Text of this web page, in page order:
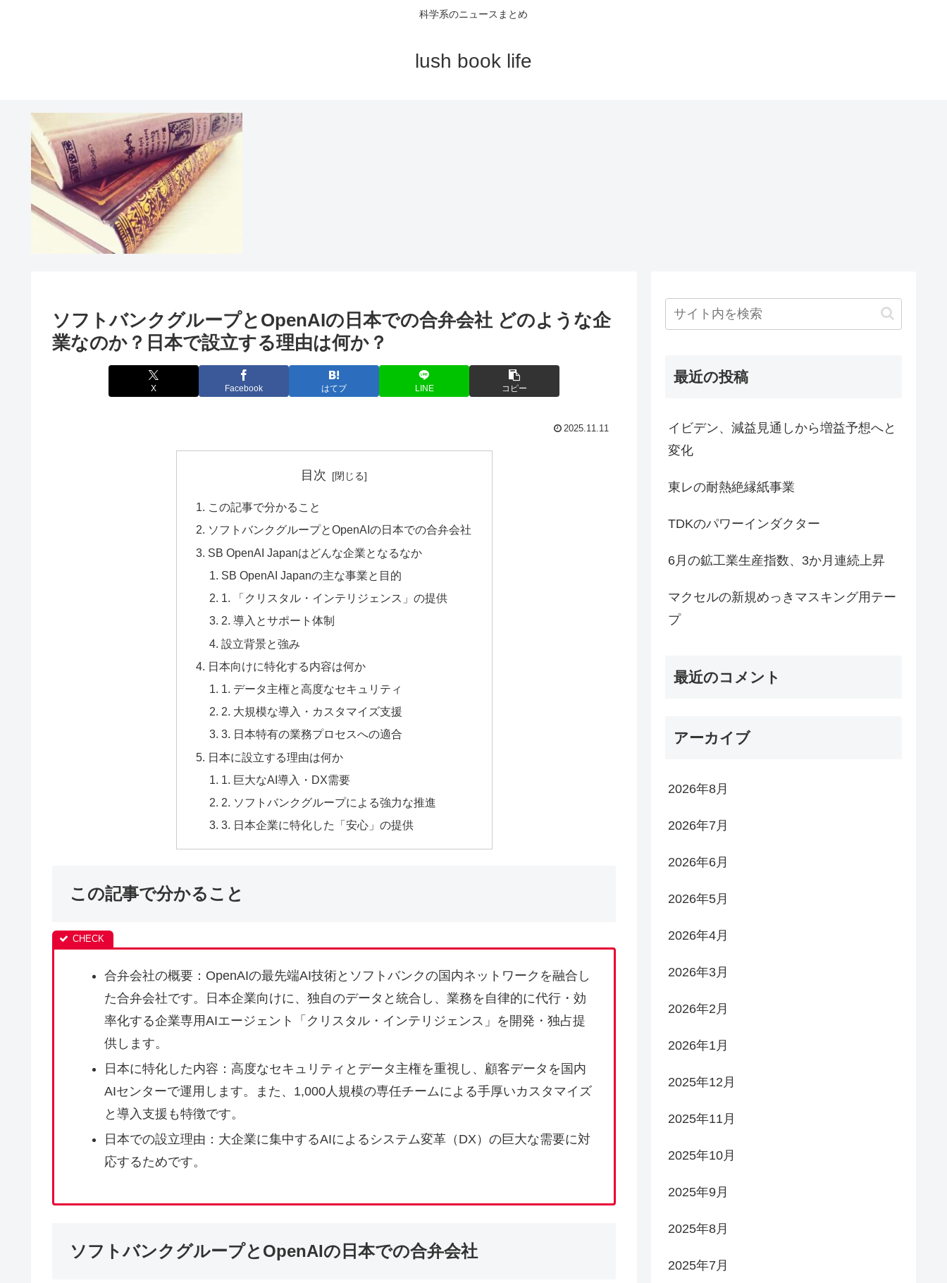
科学系のニュースまとめ
lush book life
ソフトバンクグループとOpenAIの日本での合弁会社 どのような企
業なのか？日本で設立する理由は何か？
X Facebook はてブ LINE コピー
2025.11.11
目次
この記事で分かること
ソフトバンクグループとOpenAIの日本での合弁会社
SB OpenAI Japanはどんな企業となるなか
SB OpenAI Japanの主な事業と目的
1. 「クリスタル・インテリジェンス」の提供
2. 導入とサポート体制
設立背景と強み
日本向けに特化する内容は何か
1. データ主権と高度なセキュリティ
2. 大規模な導入・カスタマイズ支援
3. 日本特有の業務プロセスへの適合
日本に設立する理由は何か
1. 巨大なAI導入・DX需要
2. ソフトバンクグループによる強力な推進
3. 日本企業に特化した「安心」の提供
この記事で分かること
合弁会社の概要：OpenAIの最先端AI技術とソフトバンクの国内ネットワークを融合し
た合弁会社です。日本企業向けに、独自のデータと統合し、業務を自律的に代行・効
率化する企業専用AIエージェント「クリスタル・インテリジェンス」を開発・独占提
供します。
日本に特化した内容：高度なセキュリティとデータ主権を重視し、顧客データを国内
AIセンターで運用します。また、1,000人規模の専任チームによる手厚いカスタマイズ
と導入支援も特徴です。
日本での設立理由：大企業に集中するAIによるシステム変革（DX）の巨大な需要に対
応するためです。
ソフトバンクグループとOpenAIの日本での合弁会社
最近の投稿
イビデン、減益見通しから増益予想へと
変化
東レの耐熱絶縁紙事業
TDKのパワーインダクター
6月の鉱工業生産指数、3か月連続上昇
マクセルの新規めっきマスキング用テー
プ
最近のコメント
アーカイブ
2026年8月
2026年7月
2026年6月
2026年5月
2026年4月
2026年3月
2026年2月
2026年1月
2025年12月
2025年11月
2025年10月
2025年9月
2025年8月
2025年7月